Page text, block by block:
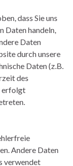
dass Sie uns
Daten handeln,
Daten
durch unsere
Daten (z.B.
des
erfolgt
Andere Daten
verwendet